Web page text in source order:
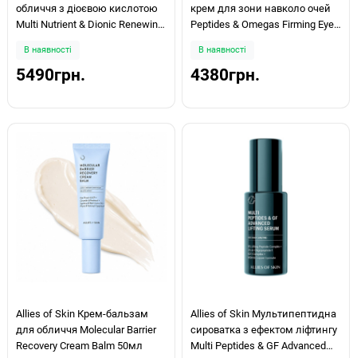
обличчя з діоєвою кислотою
Multi Nutrient & Dionic Renewing
В наявності
5490грн.
крем для зони навколо очей
Peptides & Omegas Firming Eye
В наявності
4380грн.
Allies of Skin Крем-бальзам
для обличчя Molecular Barrier
Recovery Cream Balm 50мл
Allies of Skin Мультипептидна
сироватка з ефектом ліфтингу
Multi Peptides & GF Advanced